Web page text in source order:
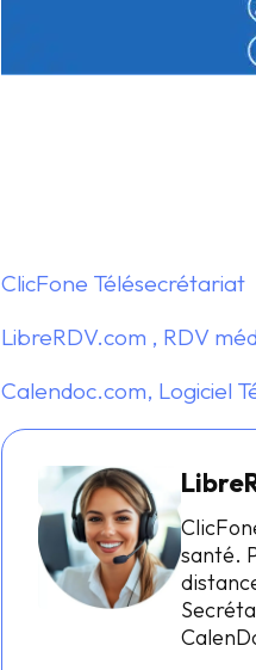
ClicFone Télésecrétariat
LibreRDV.com , RDV
Calendoc.com, Logiciel
santé.